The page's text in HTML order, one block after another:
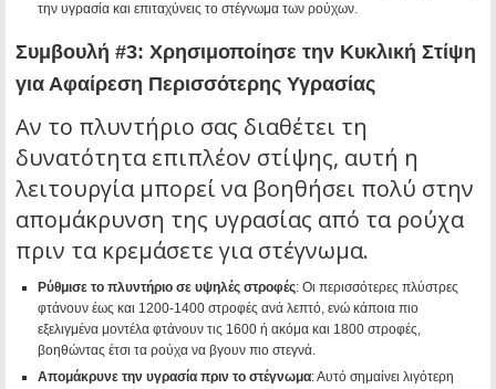
την υγρασία και επιταχύνεις το στέγνωμα των ρούχων.
Συμβουλή #3: Χρησιμοποίησε την Κυκλική Στίψη
για Αφαίρεση Περισσότερης Υγρασίας
Αν το πλυντήριο σας διαθέτει τη
δυνατότητα επιπλέον στίψης, αυτή η
λειτουργία μπορεί να βοηθήσει πολύ στην
απομάκρυνση της υγρασίας από τα ρούχα
πριν τα κρεμάσετε για στέγνωμα.
Ρύθμισε το πλυντήριο σε υψηλές στροφές: Οι περισσότερες πλύστρες
φτάνουν έως και 1200-1400 στροφές ανά λεπτό, ενώ κάποια πιο
εξελιγμένα μοντέλα φτάνουν τις 1600 ή ακόμα και 1800 στροφές,
βοηθώντας έτσι τα ρούχα να βγουν πιο στεγνά.
Απομάκρυνε την υγρασία πριν το στέγνωμα: Αυτό σημαίνει λιγότερη